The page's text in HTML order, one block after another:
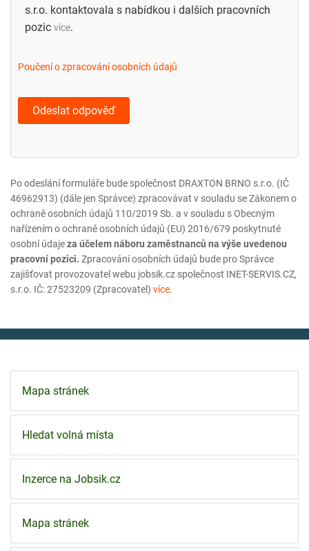
s.r.o. kontaktovala s nabídkou i dalších pracovních
pozic více.
Poučení o zpracování osobních údajů
Po odeslání formuláře bude společnost DRAXTON BRNO s.r.o. (IČ
46962913) (dále jen Správce) zpracovávat v souladu se Zákonem o
ochraně osobních údajů 110/2019 Sb. a v souladu s Obecným
nařízením o ochraně osobních údajů (EU) 2016/679 poskytnuté
osobní údajeza účelem náboru zaměstnanců na výše uvedenou
pracovní pozici. Zpracování osobních údajů bude pro Správce
zajišťovat provozovatel webu jobsik.cz společnost INET-SERVIS.CZ,
s.r.o. IČ: 27523209 (Zpracovatel) více.
Mapa stránek
Hledat volná místa
Inzerce na Jobsik.cz
Mapa stránek